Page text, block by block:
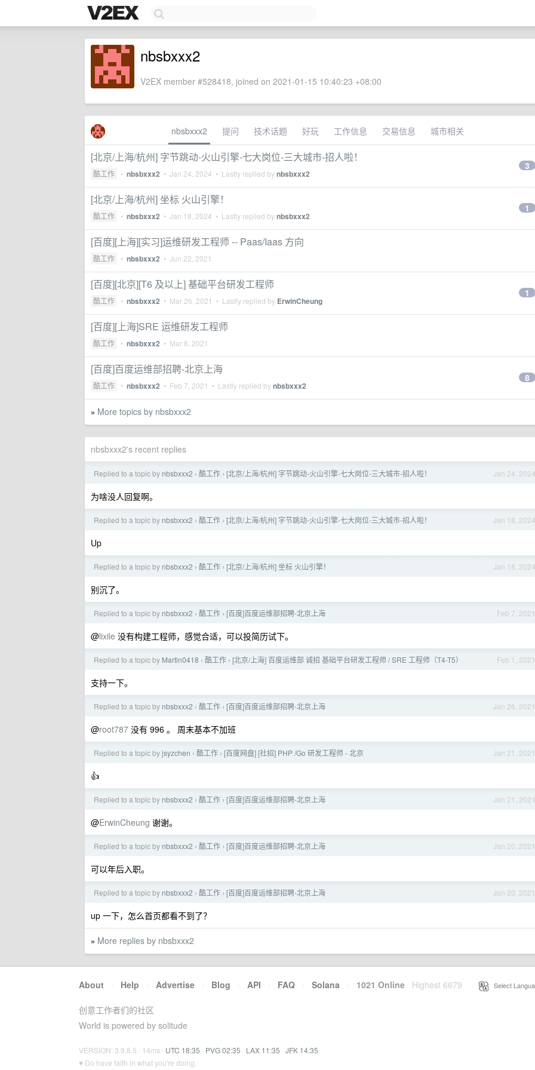
nbsbxxx2
V2EX member #528418, joined on 2021-01-15 10:40:23 +08:00
nbsbxxx2 提问 技术话题 好玩 工作信息 交易信息 城市相关
[北京/上海/杭州] 字节跳动-火山引擎-七大岗位-三大城市-招人啦！
酷工作 • nbsbxxx2 • Jan 24, 2024 • Lastly replied bynbsbxxx2
3
[北京/上海/杭州] 坐标 火山引擎！
酷工作 • nbsbxxx2 • Jan 18, 2024 • Lastly replied bynbsbxxx2
1
[百度][上海][实习]运维研发工程师 -- Paas/Iaas 方向
酷工作 • nbsbxxx2 • Jun 22, 2021
[百度][北京][T6 及以上] 基础平台研发工程师
酷工作 • nbsbxxx2 • Mar 26, 2021 • Lastly replied by ErwinCheung
1
[百度][上海]SRE 运维研发工程师
酷工作 • nbsbxxx2 • Mar 8, 2021
[百度]百度运维部招聘-北京上海
酷工作 • nbsbxxx2 • Feb 7, 2021 • Lastly replied bynbsbxxx2
8
» More topics by nbsbxxx2
nbsbxxx2's recent replies
Jan 24, 2024
Replied to a topic by nbsbxxx2 › 酷工作 › [北京/上海/杭州] 字节跳动-火山引擎-七大岗位-三大城市-招人啦！
为啥没人回复啊。
Jan 18, 2024
Replied to a topic by nbsbxxx2 › 酷工作 › [北京/上海/杭州] 字节跳动-火山引擎-七大岗位-三大城市-招人啦！
Up
Jan 18, 2024
Replied to a topic by nbsbxxx2 › 酷工作 › [北京/上海/杭州] 坐标 火山引擎！
别沉了。
Feb 7, 2021
Replied to a topic by nbsbxxx2 › 酷工作 › [百度]百度运维部招聘-北京上海
@lixile 没有构建工程师，感觉合适，可以投简历试下。
Feb 1, 2021
Replied to a topic by Martin0418 › 酷工作 › [北京/上海] 百度运维部 诚招 基础平台研发工程师 / SRE 工程师（T4-T5）
支持一下。
Jan 26, 2021
Replied to a topic by nbsbxxx2 › 酷工作 › [百度]百度运维部招聘-北京上海
@root787 没有 996 。 周末基本不加班
Jan 21, 2021
Replied to a topic byjsyzchen › 酷工作 › [百度网盘] [社招] PHP /Go 研发工程师 - 北京
👍
Jan 21, 2021
Replied to a topic by nbsbxxx2 › 酷工作 › [百度]百度运维部招聘-北京上海
@ErwinCheung 谢谢。
Jan 20, 2021
Replied to a topic by nbsbxxx2 › 酷工作 › [百度]百度运维部招聘-北京上海
可以年后入职。
Jan 20, 2021
Replied to a topic by nbsbxxx2 › 酷工作 › [百度]百度运维部招聘-北京上海
up 一下，怎么首页都看不到了？
» More replies by nbsbxxx2
About · Help · Advertise · Blog · API · FAQ · Solana · 1021 Online Highest 6679 Select
创意工作者们的社区
World is powered by solitude
VERSION: 3.9.8.5 · 14ms · UTC 18:35 · PVG 02:35 · LAX 11:35 · JFK 14:35
♥ Do have faith in what you're doing.